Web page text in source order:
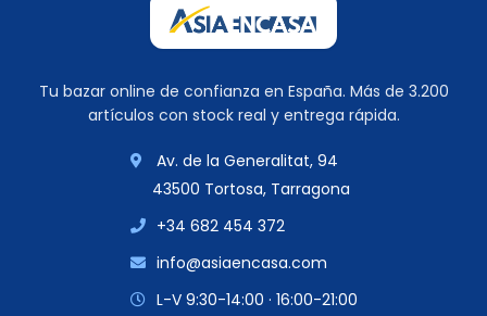
Tu bazar online de confianza en España. Más de 3.200
artículos con stock real y entrega rápida.
Av. de la Generalitat, 94
43500 Tortosa, Tarragona
+34 682 454 372
info@asiaencasa.com
L-V 9:30-14:00 · 16:00-21:00